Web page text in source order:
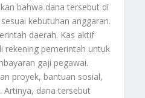
bahwa dana tersebut di
kebutuhan anggaran.
daerah. Kas aktif
rekening pemerintah untuk
gaji pegawai.
proyek, bantuan sosial,
Artinya, dana tersebut